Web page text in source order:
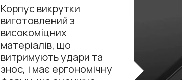
Корпус викрутки
виготовлений з
високоміцних
матеріалів, що
витримують удари та
знос, і має ергономічну